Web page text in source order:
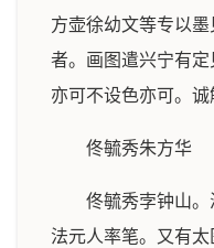
方壶徐幼文等专以
者。画图遣兴宁有
亦可不设色亦可。诚
佟毓秀朱方华
佟毓秀孛钟山。
法元人率笔。又有